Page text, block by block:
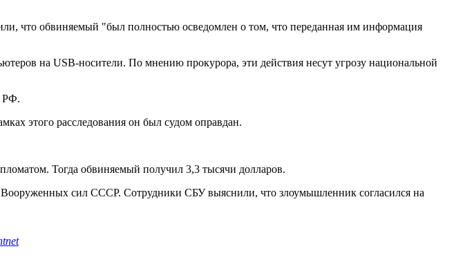
что обвиняемый "был полностью осведомлен о том, что переданная им информация
на USB-носители. По мнению прокурора, эти действия несут угрозу национальной
РФ.
этого расследования он был судом оправдан.
Тогда обвиняемый получил 3,3 тысячи долларов.
сил СССР. Сотрудники СБУ выяснили, что злоумышленник согласился на